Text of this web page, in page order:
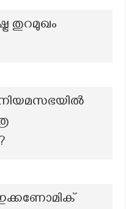
തുറമുഖം